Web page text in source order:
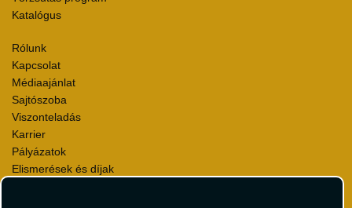
Katalógus
Rólunk
Kapcsolat
Médiaajánlat
Sajtószoba
Viszonteladás
Karrier
Pályázatok
Elismerések és díjak